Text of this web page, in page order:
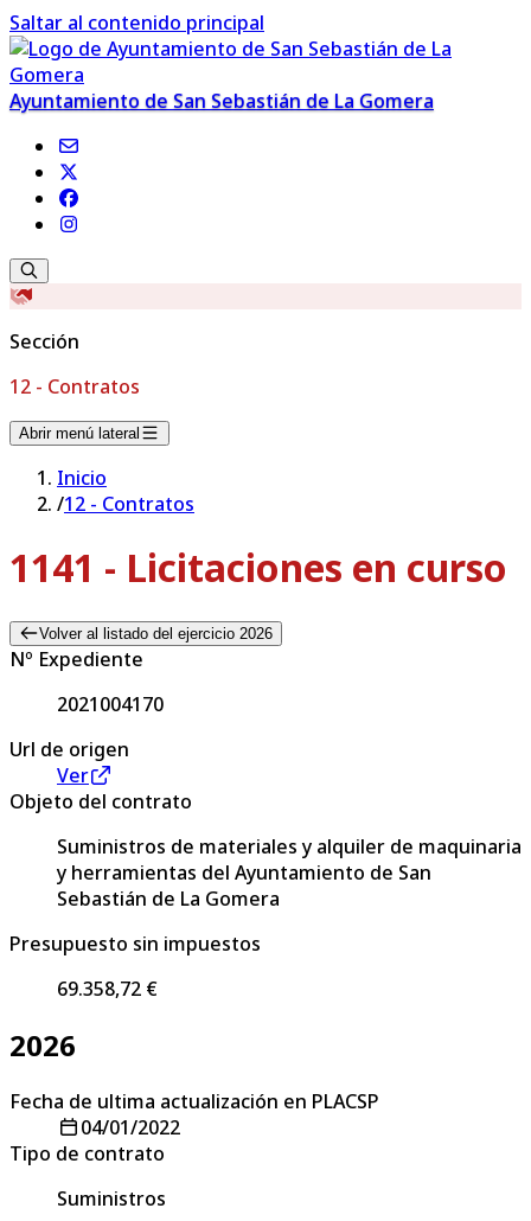
Saltar al contenido principal
Ayuntamiento de San Sebastián de La Gomera
Sección
12 - Contratos
Abrir menú lateral
Inicio
/12 - Contratos
1141 - Licitaciones en curso
Volver al listado del ejercicio 2026
Nº Expediente
2021004170
Url de origen
Ver
Objeto del contrato
Suministros de materiales y alquiler de maquinaria
y herramientas del Ayuntamiento de San
Sebastián de La Gomera
Presupuesto sin impuestos
69.358,72 €
2026
Fecha de ultima actualización en PLACSP
04/01/2022
Tipo de contrato
Suministros